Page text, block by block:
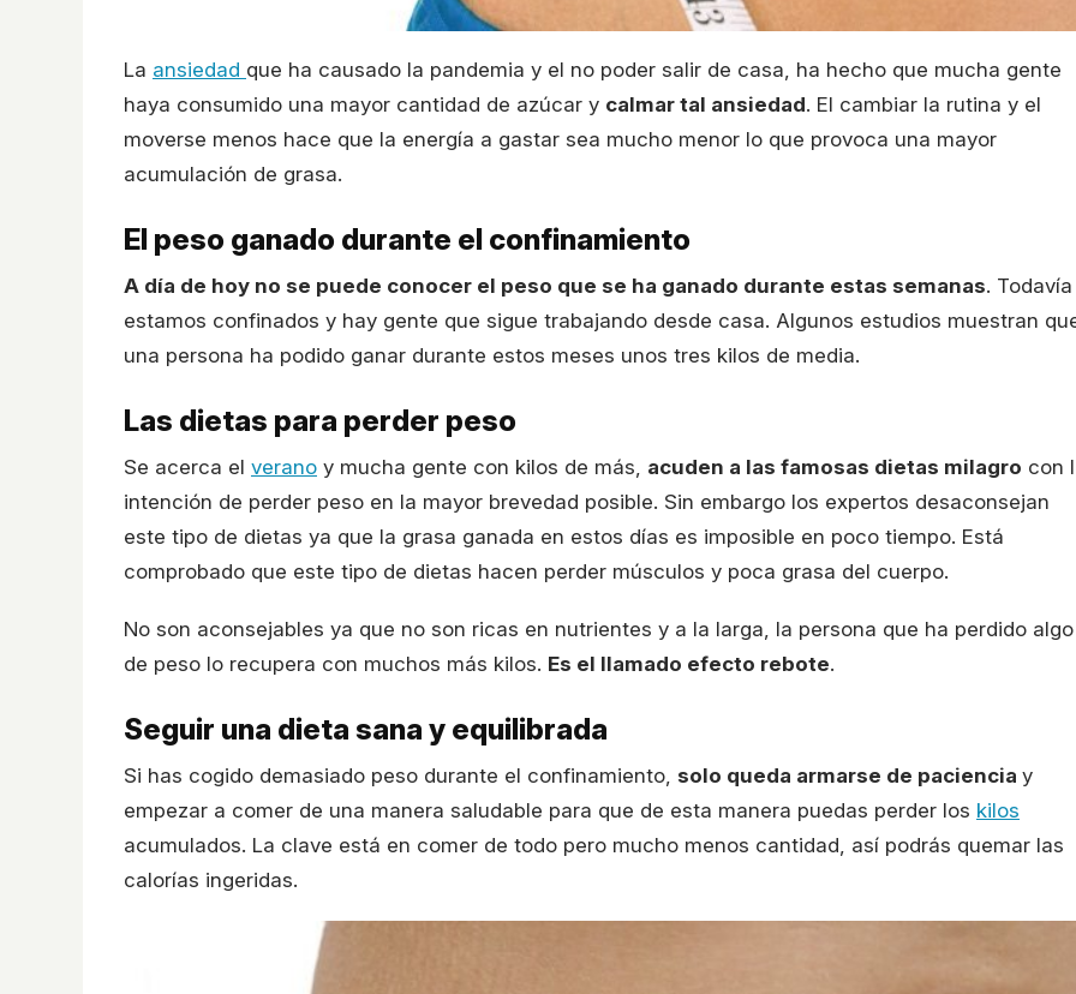
La ansiedad que ha causado la pandemia y el no poder salir de casa, ha hecho que mucha gente
haya consumido una mayor cantidad de azúcar y calmar tal ansiedad. El cambiar la rutina y el
moverse menos hace que la energía a gastar sea mucho menor lo que provoca una mayor
acumulación de grasa.
El peso ganado durante el confinamiento
A día de hoy no se puede conocer el peso que se ha ganado durante estas semanas. Todavía
estamos confinados y hay gente que sigue trabajando desde casa. Algunos estudios muestran
una persona ha podido ganar durante estos meses unos tres kilos de media.
Las dietas para perder peso
Se acerca el verano y mucha gente con kilos de más, acuden a las famosas dietas milagro con
intención de perder peso en la mayor brevedad posible. Sin embargo los expertos desaconsejan
este tipo de dietas ya que la grasa ganada en estos días es imposible en poco tiempo. Está
comprobado que este tipo de dietas hacen perder músculos y poca grasa del cuerpo.
No son aconsejables ya que no son ricas en nutrientes y a la larga, la persona que ha perdido algo
de peso lo recupera con muchos más kilos. Es el llamado efecto rebote.
Seguir una dieta sana y equilibrada
Si has cogido demasiado peso durante el confinamiento, solo queda armarse de paciencia y
empezar a comer de una manera saludable para que de esta manera puedas perder los kilos
acumulados. La clave está en comer de todo pero mucho menos cantidad, así podrás quemar las
calorías ingeridas.